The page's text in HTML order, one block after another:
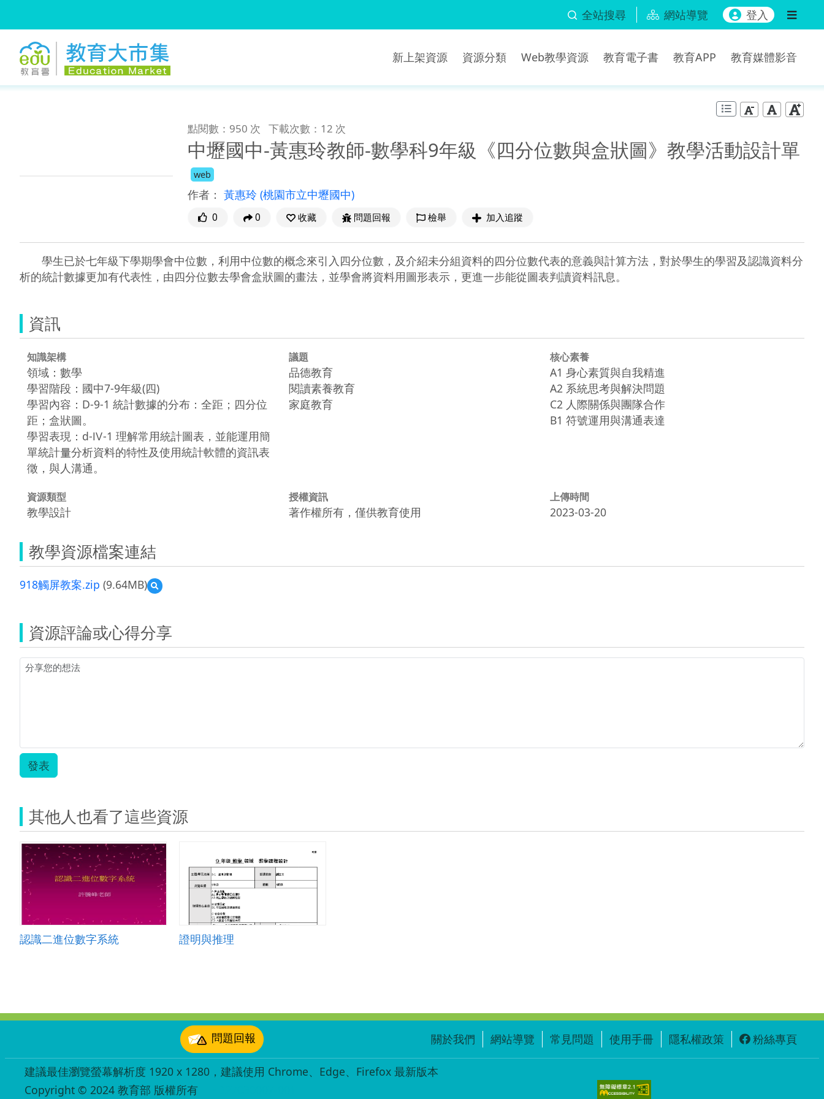
全站搜尋 網站導覽 登入
新上架資源 資源分類 Web教學資源 教育電子書 教育APP 教育媒體影音
點閱數：950 次 下載次數：12 次
中壢國中-黃惠玲教師-數學科9年級《四分位數與盒狀圖》教學活動設計單
web
作者： 黃惠玲 (桃園市立中壢國中)
0 0 收藏 問題回報 檢舉 加入追蹤
學生已於七年級下學期學會中位數，利用中位數的概念來引入四分位數，及介紹未分組資料的四分位數代表的意義與計算方法，對於學生的學習及認識資料分
析的統計數據更加有代表性，由四分位數去學會盒狀圖的畫法，並學會將資料用圖形表示，更進一步能從圖表判讀資料訊息。
資訊
知識架構
領域：數學
學習階段：國中7-9年級(四)
學習內容：D-9-1 統計數據的分布：全距；四分位
距；盒狀圖。
學習表現：d-Ⅳ-1 理解常用統計圖表，並能運用簡
單統計量分析資料的特性及使用統計軟體的資訊表
徵，與人溝通。
議題
品德教育
閱讀素養教育
家庭教育
核心素養
A1 身心素質與自我精進
A2 系統思考與解決問題
C2 人際關係與團隊合作
B1 符號運用與溝通表達
資源類型
教學設計
授權資訊
著作權所有，僅供教育使用
上傳時間
2023-03-20
教學資源檔案連結
918觸屏教案.zip (9.64MB)
預
覽
屏
教
案.zip
資源評論或心得分享
發表
其他人也看了這些資源
認識二進位數字系統 證明與推理
問題回報 關於我們 網站導覽 常見問題 使用手冊 隱私權政策 粉絲專頁
建議最佳瀏覽螢幕解析度 1920 x 1280，建議使用 Chrome、Edge、Firefox 最新版本
Copyright © 2024 教育部 版權所有